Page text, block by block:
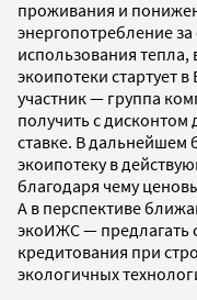
проживания и
энергопотребление
использования
экоипотеки стартует
участник — группа
получить с дисконтом
ставке. В дальнейшем
экоипотеку в
благодаря чему
А в перспективе
экоИЖС — предлагать
кредитования при
экологичных